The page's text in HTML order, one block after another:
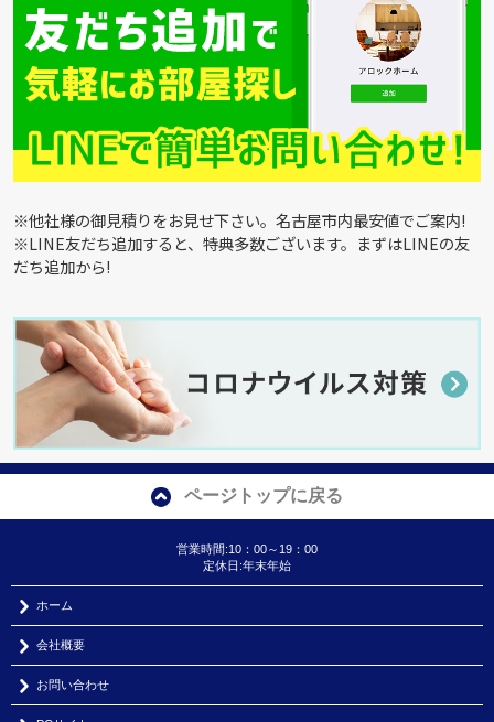
※他社様の御見積りをお見せ下さい。名古屋市内最安値でご案内!
※LINE友だち追加すると、特典多数ございます。まずはLINEの友
だち追加から!
ページトップに戻る
営業時間:10：00～19：00
定休日:年末年始
ホーム
会社概要
お問い合わせ